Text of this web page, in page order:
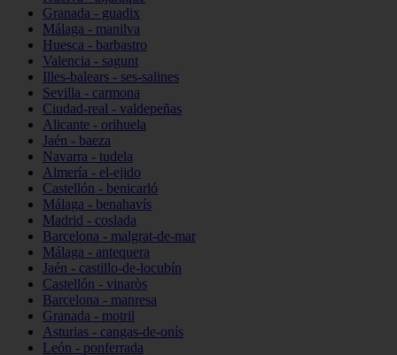
Granada - guadix
Málaga - manilva
Huesca - barbastro
Valencia - sagunt
Illes-balears - ses-salines
Sevilla - carmona
Ciudad-real - valdepeñas
Alicante - orihuela
Jaén - baeza
Navarra - tudela
Almería - el-ejido
Castellón - benicarló
Málaga - benahavís
Madrid - coslada
Barcelona - malgrat-de-mar
Málaga - antequera
Jaén - castillo-de-locubín
Castellón - vinaròs
Barcelona - manresa
Granada - motril
Asturias - cangas-de-onís
León - ponferrada